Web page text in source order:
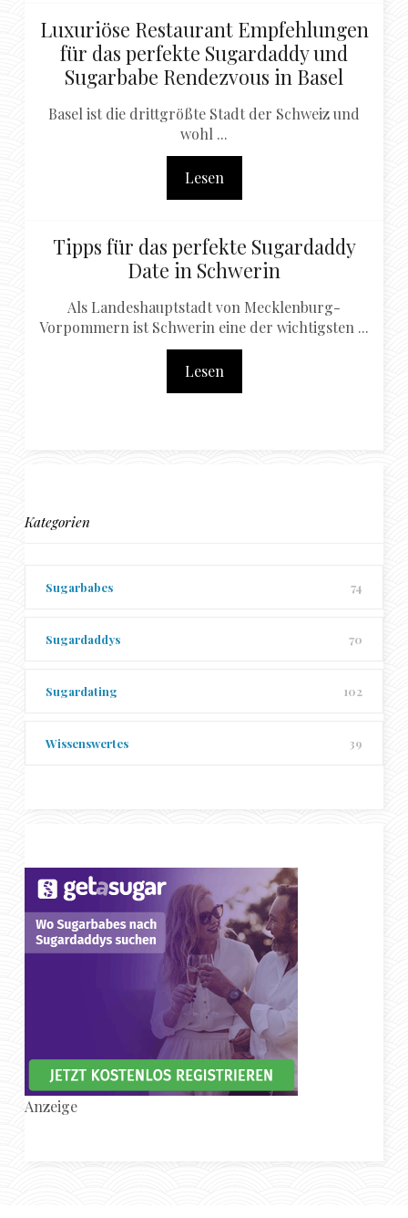
Luxuriöse Restaurant Empfehlungen
für das perfekte Sugardaddy und
Sugarbabe Rendezvous in Basel
Basel ist die drittgrößte Stadt der Schweiz und
wohl ...
Lesen
Tipps für das perfekte Sugardaddy
Date in Schwerin
Als Landeshauptstadt von Mecklenburg-
Vorpommern ist Schwerin eine der wichtigsten ...
Lesen
Kategorien
Sugarbabes 74
Sugardaddys 70
Sugardating 102
Wissenswertes 39
Anzeige